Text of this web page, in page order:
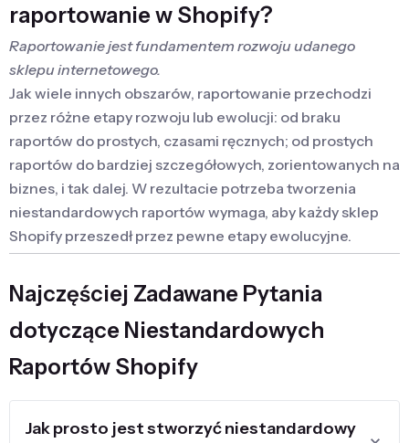
raportowanie w Shopify?
Raportowanie jest fundamentem rozwoju udanego
sklepu internetowego.
Jak wiele innych obszarów, raportowanie przechodzi
przez różne etapy rozwoju lub ewolucji: od braku
raportów do prostych, czasami ręcznych; od prostych
raportów do bardziej szczegółowych, zorientowanych na
biznes, i tak dalej. W rezultacie potrzeba tworzenia
niestandardowych raportów wymaga, aby każdy sklep
Shopify przeszedł przez pewne etapy ewolucyjne.
niestandardowych raportów w Shopify pojawia się
stopniowo i czasami jest rozwiązywana poprzez
wykonywanie obliczeń w Google Sheets lub podobnych
metod.
Najczęściej Zadawane Pytania
dotyczące Niestandardowych
Raportów Shopify
Jak prosto jest stworzyć niestandardowy